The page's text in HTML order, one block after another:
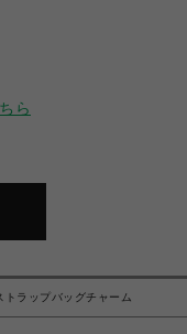
ら
トラップバッグチャーム